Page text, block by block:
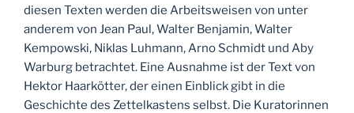
diesen Texten werden die Arbeitsweisen von unter
anderem von Jean Paul, Walter Benjamin, Walter
Kempowski, Niklas Luhmann, Arno Schmidt und Aby
Warburg betrachtet. Eine Ausnahme ist der Text von
Hektor Haarkötter, der einen Einblick gibt in die
Geschichte des Zettelkastens selbst. Die Kuratorinnen